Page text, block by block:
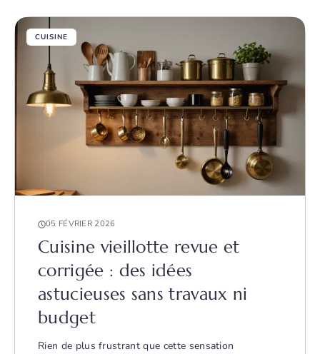
CUISINE
05 FÉVRIER 2026
Cuisine vieillotte revue et
corrigée : des idées
astucieuses sans travaux ni
budget
Rien de plus frustrant que cette sensation